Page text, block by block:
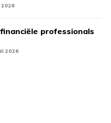
2026
professionals
2026